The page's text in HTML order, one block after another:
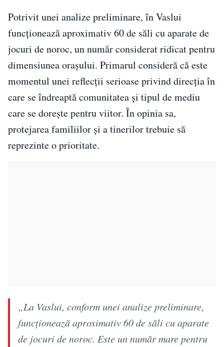
Potrivit unei analize preliminare, în Vaslui
funcționează aproximativ 60 de săli cu aparate de
jocuri de noroc, un număr considerat ridicat pentru
dimensiunea orașului. Primarul consideră că este
momentul unei reflecții serioase privind direcția în
care se îndreaptă comunitatea și tipul de mediu
care se dorește pentru viitor. În opinia sa,
protejarea familiilor și a tinerilor trebuie să
reprezinte o prioritate.
„La Vaslui, conform unei analize preliminare,
funcţionează aproximativ 60 de săli cu aparate
de jocuri de noroc. Este un număr mare pentru